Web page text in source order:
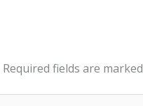
Required fields are marked